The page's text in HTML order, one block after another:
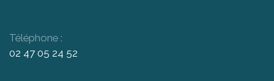
Téléphone :
02 47 05 24 52